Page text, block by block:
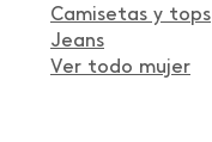
Camisetas y tops
Jeans
Ver todo mujer